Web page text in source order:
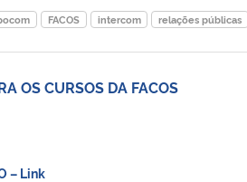
FACOS intercom relações públicas
OS CURSOS DA FACOS
– Link